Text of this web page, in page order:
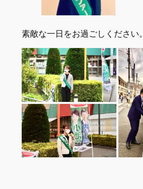
素敵な一日をお過ごしください。